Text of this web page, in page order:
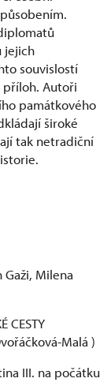
jejich
souvislostí
příloh. Autoři
památkového
široké
tak netradiční
Milena
CESTY
Malá )
III. na počátku